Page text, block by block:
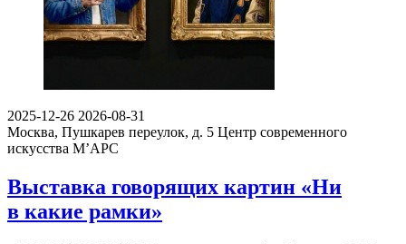
2025-12-26 2026-08-31
Москва, Пушкарев переулок, д. 5 Центр современного
искусства М’АРС
Выставка говорящих картин «Ни
в какие рамки»